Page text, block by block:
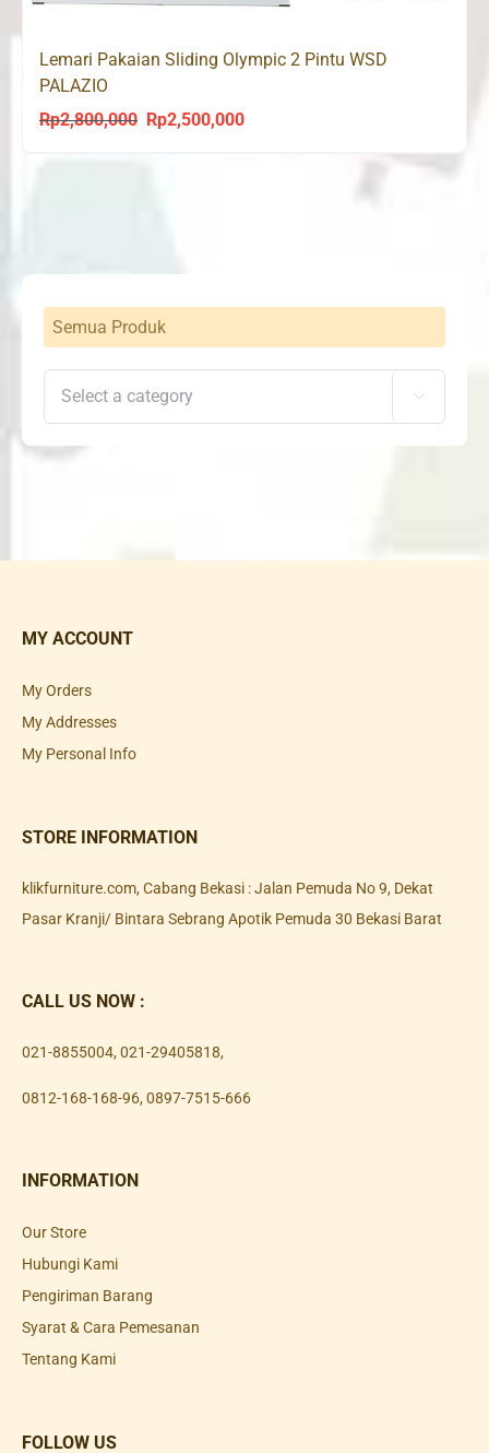
Lemari Pakaian Sliding Olympic 2 Pintu WSD
PALAZIO
Rp2,800,000
Original
Rp2,500,000Current
Semua Produk

MY ACCOUNT
My Orders
My Addresses
My Personal Info
STORE INFORMATION
klikfurniture.com, Cabang Bekasi : Jalan Pemuda No 9, Dekat
Pasar Kranji/ Bintara Sebrang Apotik Pemuda 30 Bekasi Barat
CALL US NOW :
021-8855004, 021-29405818,
0812-168-168-96, 0897-7515-666
INFORMATION
Our Store
Hubungi Kami
Pengiriman Barang
Syarat & Cara Pemesanan
Tentang Kami
FOLLOW US